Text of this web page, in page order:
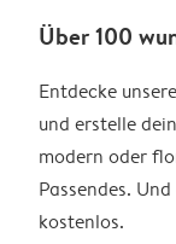
Über 100
Entdecke
und erstelle
modern oder
Passendes.
kostenlos.